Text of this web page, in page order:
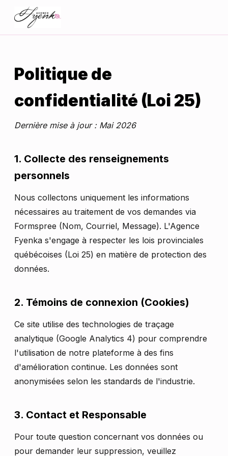
Politique de
confidentialité (Loi 25)
Dernière mise à jour : Mai 2026
1. Collecte des renseignements
personnels
Nous collectons uniquement les informations
nécessaires au traitement de vos demandes via
Formspree (Nom, Courriel, Message). L'Agence
Fyenka s'engage à respecter les lois provinciales
québécoises (Loi 25) en matière de protection des
données.
2. Témoins de connexion (Cookies)
Ce site utilise des technologies de traçage
analytique (Google Analytics 4) pour comprendre
l'utilisation de notre plateforme à des fins
d'amélioration continue. Les données sont
anonymisées selon les standards de l'industrie.
3. Contact et Responsable
Pour toute question concernant vos données ou
pour demander leur suppression, veuillez